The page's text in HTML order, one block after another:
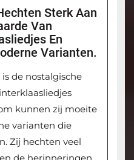
Sterk Aan
Van
En
Varianten.
de nostalgische
kunnen zij moeite
varianten die
Zij hechten veel